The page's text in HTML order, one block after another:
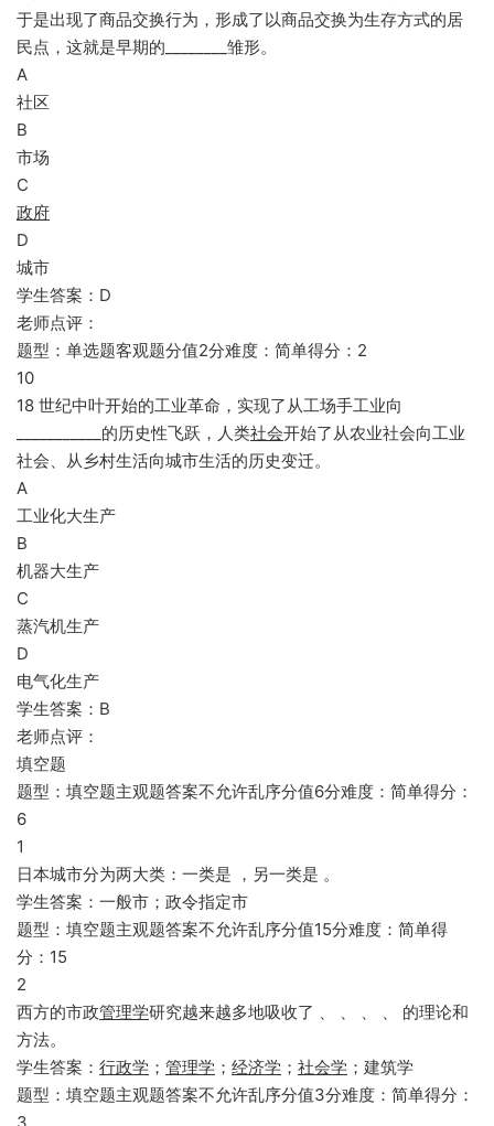
于是出现了商品交换行为，形成了以商品交换为生存方式的居
民点，这就是早期的________雏形。
A
社区
B
市场
C
政府
D
城市
学生答案：D
老师点评：
题型：单选题客观题分值2分难度：简单得分：2
10
18 世纪中叶开始的工业革命，实现了从工场手工业向
___________的历史性飞跃，人类社会开始了从农业社会向工业
社会、从乡村生活向城市生活的历史变迁。
A
工业化大生产
B
机器大生产
C
蒸汽机生产
D
电气化生产
学生答案：B
老师点评：
填空题
题型：填空题主观题答案不允许乱序分值6分难度：简单得分：
6
1
日本城市分为两大类：一类是 ，另一类是 。
学生答案：一般市；政令指定市
题型：填空题主观题答案不允许乱序分值15分难度：简单得
分：15
2
西方的市政管理学研究越来越多地吸收了 、 、 、 、 的理论和
方法。
学生答案： 行政学 ； 管理学 ； 经济学 ； 社会学 ；建筑学
题型：填空题主观题答案不允许乱序分值3分难度：简单得分：